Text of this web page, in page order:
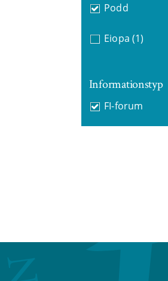
Podd
Eiopa (1)
Informationstyp
FI-forum